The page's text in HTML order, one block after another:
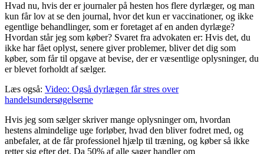
Hvad nu, hvis der er journaler på hesten hos flere dyrlæger, og man
kun får lov at se den journal, hvor det kun er vaccinationer, og ikke
egentlige behandlinger, som er foretaget af en anden dyrlæge?
Hvordan står jeg som køber? Svaret fra advokaten er: Hvis det, du
ikke har fået oplyst, senere giver problemer, bliver det dig som
køber, som får til opgave at bevise, der er væsentlige oplysninger, du
er blevet forholdt af sælger.
Læs også: Video: Også dyrlægen får stres over
handelsundersøgelserne
Hvis jeg som sælger skriver mange oplysninger om, hvordan
hestens almindelige uge forløber, hvad den bliver fodret med, og
anbefaler, at de får professionel hjælp til træning, og køber så ikke
retter sig efter det. Da 50% af alle sager handler om